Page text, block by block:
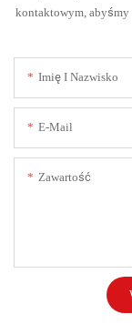
kontaktowym, abyśmy
Imię I Nazwisko
E-Mail
Zawartość